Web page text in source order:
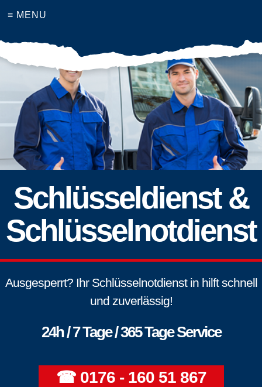
≡ MENU
Schlüsseldienst &
Schlüsselnotdienst
Ausgesperrt? Ihr Schlüsselnotdienst in hilft schnell
und zuverlässig!
24h / 7 Tage / 365 Tage Service
☎ 0176 - 160 51 867